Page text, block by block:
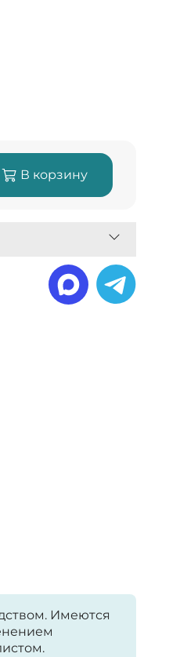
В корзину
Имеются